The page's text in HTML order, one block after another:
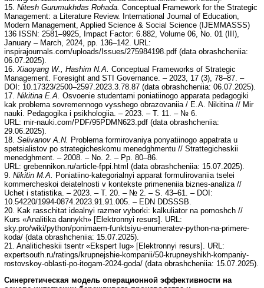
15. Nitesh Gurumukhdas Rohada. Conceptual Framework for the Strategic
Management: а Literature Review. International Journal of Education,
Modern Management, Applied Science & Social Science (IJEMMASSS)
136 ISSN: 2581–9925, Impact Factor: 6.882, Volume 06, No. 01 (III),
January – March, 2024, pp. 136–142. URL:
inspirajournals.com/uploads/Issues/275984198.pdf (data obrashcheniia:
06.07.2025).
16. Xiaoyang W., Hashim N.A. Conceptual Frameworks of Strategic
Management. Foresight and STI Governance. – 2023, 17 (3), 78–87. –
DOI: 10.17323/2500–2597.2023.3.78.87 (data obrashcheniia: 06.07.2025).
17. Nikitina E.A. Osvoenie studentami poniatiinogo apparata pedagogiki
kak problema sovremennogo vysshego obrazovaniia / E.A. Nikitina // Mir
nauki. Pedagogika i psikhologiia. – 2023. – T. 11. – № 6.
URL: mir-nauki.com/PDF/95PDMN623.pdf (data obrashcheniia:
29.06.2025).
18. Selivanov A.N. Problema formirovaniya ponyatiinogo appatrata u
spetsialistov po strategicheskomu menedghmentu // Strattegicheskii
menedghment. – 2008. – No. 2. – Pp. 80–86.
URL: grebennikon.ru/article-fppi.html (data obrashcheniia: 15.07.2025).
9. Nikitin M.A.
Poniatiino-kategorialnyi apparat formulirovaniia tselei
kommercheskoi deiatelnosti v kontekste primeneniia biznes-analiza //
Uchet i statistika. – 2023. – T. 20. – № 2. – S. 43–61. – DOI:
10.54220/1994-0874.2023.91.91.005. – EDN DDSSSB.
20. Kak rasschitat idealnyi razmer vyborki: kalkuliator na pomoshch //
Kurs «Analitika dannykh» [Elektronnyi resurs]. URL:
sky.pro/wiki/python/ponimaem-funktsiyu-enumeratev-python-na-primere-
koda/ (data obrashcheniia: 15.07.2025).
21. Analiticheskii tsentr «Ekspert Iug» [Elektronnyi resurs]. URL:
expertsouth.ru/ratings/krupnejshie-kompanii/50-krupneyshikh-kompaniy-
rostovskoy-oblasti-po-itogam-2024-goda/ (data obrashcheniia: 15.07.2025).
Синергетическая модель операционной эффективности на